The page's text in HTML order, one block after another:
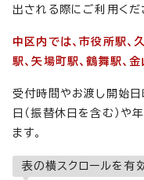
出される際にご利用くだ
中区内では、市役所駅、
駅、矢場町駅、鶴舞駅、
受付時間やお渡し開始日
日（振替休日を含む）や
ます。
表の横スクロールを有